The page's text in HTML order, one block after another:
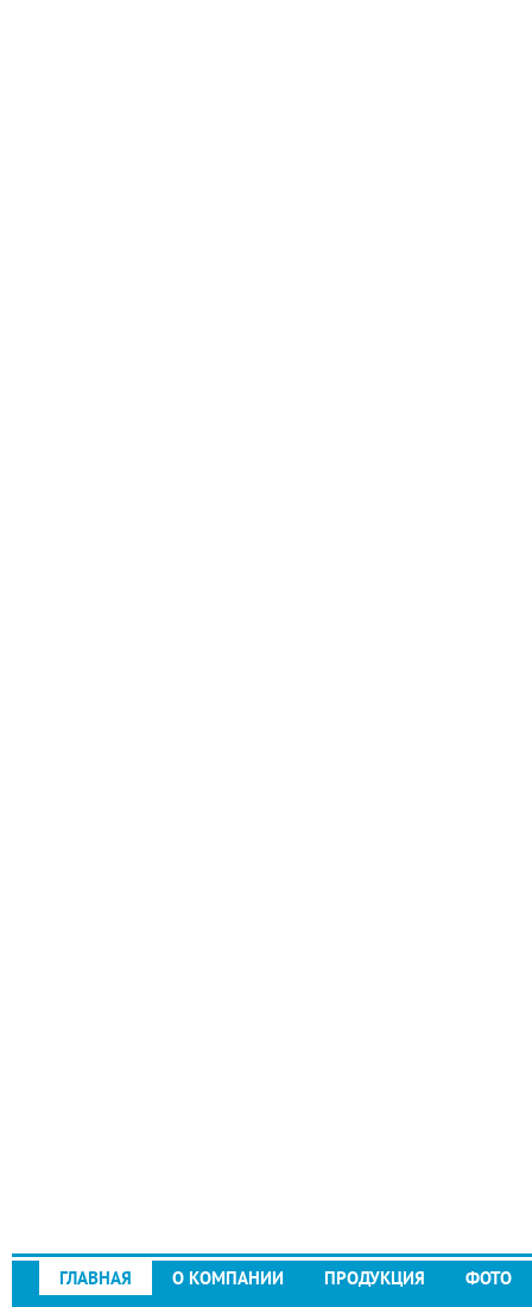
ГЛАВНАЯ О КОМПАНИИ ПРОДУКЦИЯ ФОТО